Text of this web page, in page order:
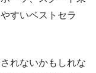
すいベストセラ
れないかもしれな